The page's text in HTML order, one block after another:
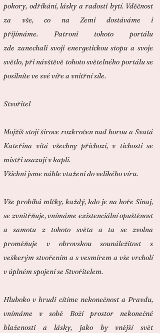
pokory, odříkání, lásky a radosti bytí. Vděčnost
za vše, co na Zemi dostáváme i
přijímáme. Patroni tohoto portálu
zde zanechali svoji energetickou stopu a svoje
světlo, při návštěvě tohoto světelného portálu se
posilníte ve své víře a vnitřní síle.
Stvořitel
Mojžíš stojí široce rozkročen nad horou a Svatá
Kateřina vítá všechny příchozí, v tichosti se
mistři usazují v kapli.
Všichni jsme náhle vtaženi do velikého víru.
Vše probíhá mlčky, každý, kdo je na hoře Sinaj,
se zvnitřňuje, vnímáme existenciální opuštěnost
a samotu z tohoto světa a ta se zvolna
proměňuje v obrovskou sounáležitost s
veškerým stvořením a s vesmírem a vše vrcholí
v úplném spojení se Stvořitelem.
Hluboko v hrudi cítíme nekonečnost a Pravdu,
vnímáme v sobě Boží prostor nekonečné
blaženosti a lásky, jako by vnější svět